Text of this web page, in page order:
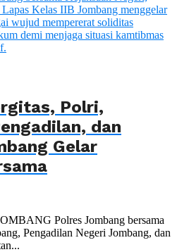
Polri,
dan
Gelar
Polres Jombang bersama
Pengadilan Negeri Jombang, dan